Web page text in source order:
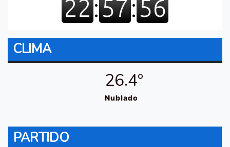
CLIMA
26.4º
Nublado
PARTIDO